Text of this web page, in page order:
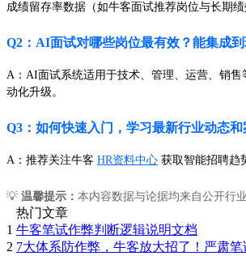
成绩留存率数据（如牛客面试推荐岗位与长期
Q2：AI面试对哪些岗位最有效？能集成
A：AI面试系统适用于技术、管理、运营、销
动化升级。
Q3：如何快速入门，学习最新行业动态和
A：推荐关注牛客 HR资料中心 获取智能招聘趋
💡 温馨提示： 本内容数据与论据均来自公开行
热门文章
1 牛客笔试作弊判断逻辑说明文档
2 7大体系防作弊，牛客放大招了！严肃笔